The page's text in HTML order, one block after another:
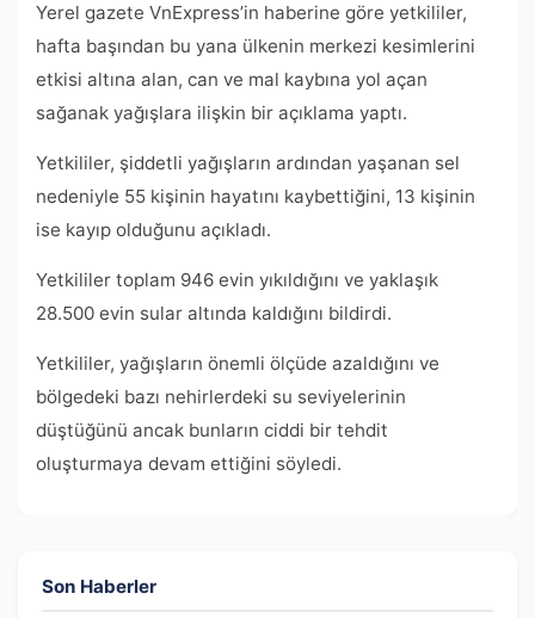
Yerel gazete VnExpress’in haberine göre yetkililer,
hafta başından bu yana ülkenin merkezi kesimlerini
etkisi altına alan, can ve mal kaybına yol açan
sağanak yağışlara ilişkin bir açıklama yaptı.
Yetkililer, şiddetli yağışların ardından yaşanan sel
nedeniyle 55 kişinin hayatını kaybettiğini, 13 kişinin
ise kayıp olduğunu açıkladı.
Yetkililer toplam 946 evin yıkıldığını ve yaklaşık
28.500 evin sular altında kaldığını bildirdi.
Yetkililer, yağışların önemli ölçüde azaldığını ve
bölgedeki bazı nehirlerdeki su seviyelerinin
düştüğünü ancak bunların ciddi bir tehdit
oluşturmaya devam ettiğini söyledi.
Son Haberler